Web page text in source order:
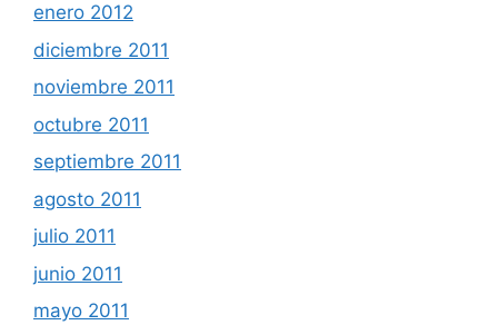
enero 2012
diciembre 2011
noviembre 2011
octubre 2011
septiembre 2011
agosto 2011
julio 2011
junio 2011
mayo 2011